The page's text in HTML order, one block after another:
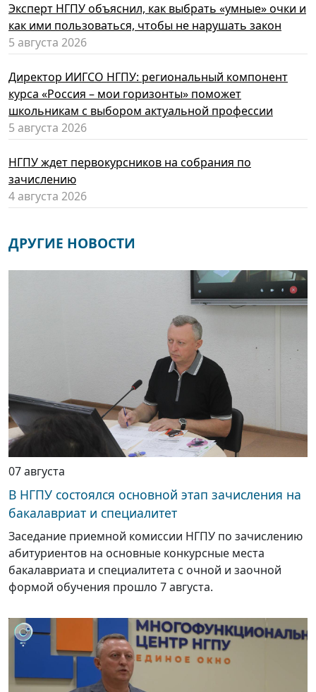
Эксперт НГПУ объяснил, как выбрать «умные» очки и
как ими пользоваться, чтобы не нарушать закон
5 августа 2026
Директор ИИГСО НГПУ: региональный компонент
курса «Россия – мои горизонты» поможет
школьникам с выбором актуальной профессии
5 августа 2026
НГПУ ждет первокурсников на собрания по
зачислению
4 августа 2026
ДРУГИЕ НОВОСТИ
07 августа
В НГПУ состоялся основной этап зачисления на
бакалавриат и специалитет
Заседание приемной комиссии НГПУ по зачислению
абитуриентов на основные конкурсные места
бакалавриата и специалитета с очной и заочной
формой обучения прошло 7 августа.